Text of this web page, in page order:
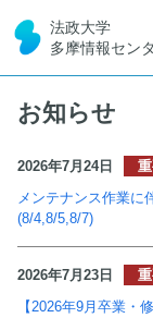
法政大学
多摩情報セン
お知らせ
2026年7月24日
メンテナンス作業に
(8/4,8/5,8/7)
2026年7月23日
【2026年9月卒業・